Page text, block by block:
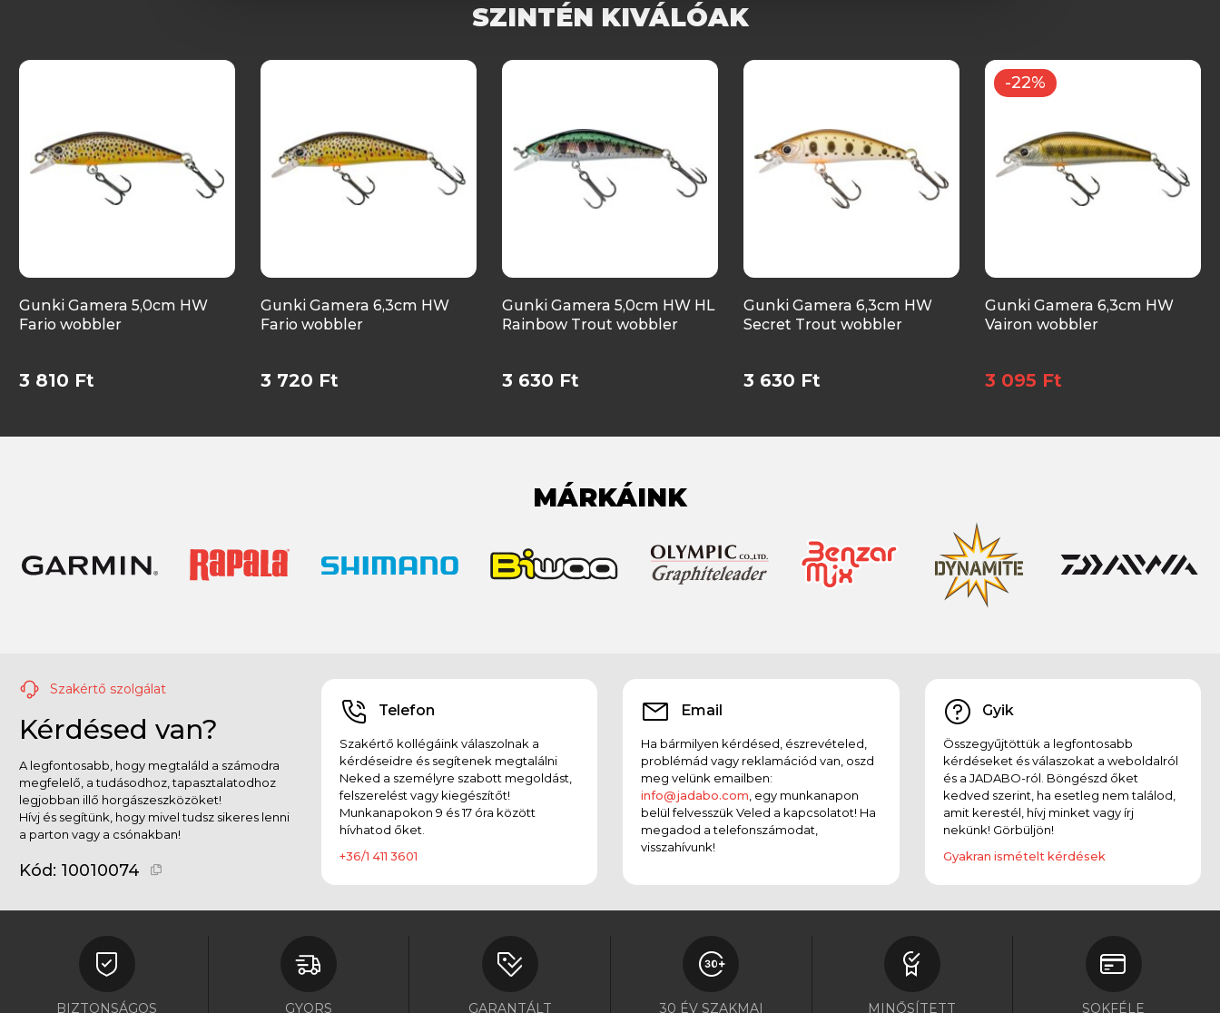
SZINTÉN KIVÁLÓAK
Gunki Gamera 5,0cm HW
Fario wobbler
3 810 Ft
Gunki Gamera 6,3cm HW
Fario wobbler
3 720 Ft
Gunki Gamera 5,0cm HW HL
Rainbow Trout wobbler
3 630 Ft
Gunki Gamera 6,3cm HW
Secret Trout wobbler
3 630 Ft
-22%
Gunki Gamera 6,3cm HW
Vairon wobbler
3 095 Ft
MÁRKÁINK
Szakértő szolgálat
Kérdésed van?
A legfontosabb, hogy megtaláld a számodra
megfelelő, a tudásodhoz, tapasztalatodhoz
legjobban illő horgászeszközöket!
Hívj és segítünk, hogy mivel tudsz sikeres lenni
a parton vagy a csónakban!
Kód: 10010074
Telefon
Szakértő kollégáink válaszolnak a
kérdéseidre és segítenek megtalálni
Neked a személyre szabott megoldást,
felszerelést vagy kiegészítőt!
Munkanapokon 9 és 17 óra között
hívhatod őket.
+36/1 411 3601
Email
Ha bármilyen kérdésed, észrevételed,
problémád vagy reklamációd van, oszd
meg velünk emailben:
info@jadabo.com , egy munkanapon
belül felvesszük Veled a kapcsolatot! Ha
megadod a telefonszámodat,
visszahívunk!
Gyik
Összegyűjtöttük a legfontosabb
kérdéseket és válaszokat a weboldalról
és a JADABO-ról. Böngészd őket
kedved szerint, ha esetleg nem találod,
amit kerestél, hívj minket vagy írj
nekünk! Görbüljön!
Gyakran ismételt kérdések
BIZTONSÁGOS GYORS GARANTÁLT 30 ÉV SZAKMAI MINŐSÍTETT SOKFÉLE